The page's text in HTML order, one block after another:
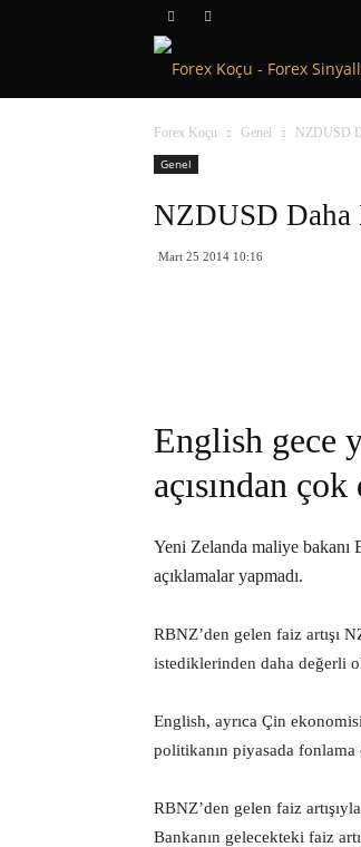
Forex Koçu Genel
NZDUSD
Genel
NZDUSD Daha
Mart 25 2014 10:16
English gece
açısından
Yeni Zelanda maliye bakanı
açıklamalar yapmadı.
RBNZ’den gelen faiz artışı
istediklerinden daha değerli
English, ayrıca Çin
politikanın piyasada fonlama
RBNZ’den gelen faiz
Bankanın gelecekteki faiz